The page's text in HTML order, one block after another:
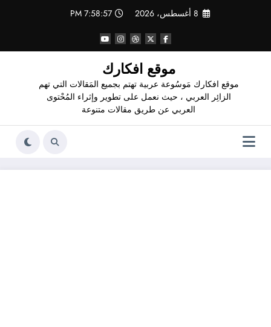
8 أغسطس، 2026 7:58:58 PM
موقع افكارك
موقع افكارك مَوسُوعة عربية تهتم بجميع المَقالات التي تهم
الزائِر العربي ، حيث نعمل على تطوير وإثراء المُحْتوى
العربي عن طريق مقالات متنوعة